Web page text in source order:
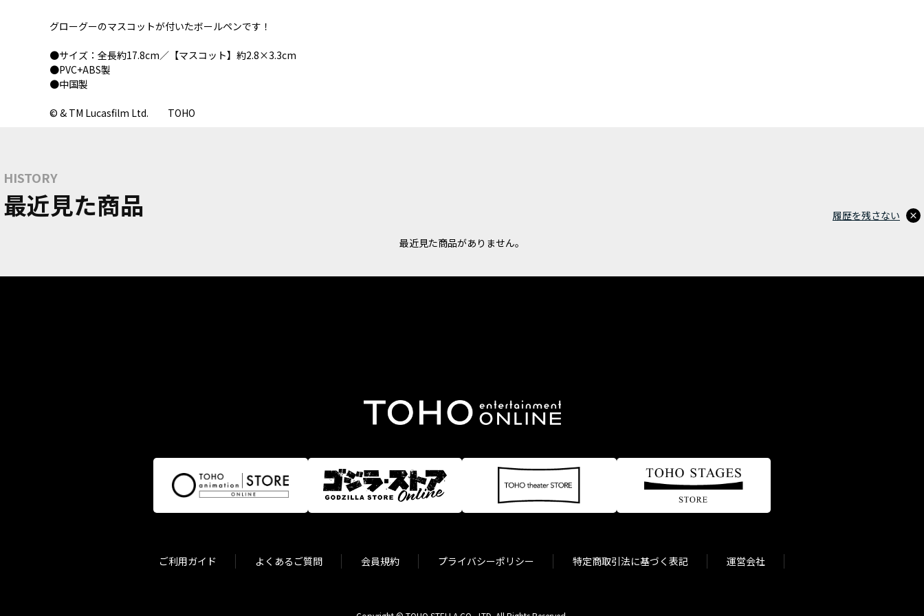
グローグーのマスコットが付いたボールペンです！
●サイズ：全長約17.8cm／【マスコット】約2.8×3.3cm
●PVC+ABS製
●中国製
© & TM Lucasfilm Ltd. TOHO
HISTORY
最近見た商品
最近見た商品がありません。
履歴を残さない
ご利用ガイド よくあるご質問 会員規約 プライバシーポリシー 特定商取引法に基づく表記 運営会社